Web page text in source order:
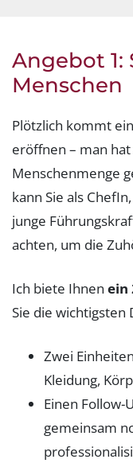
Angebot 1:
Menschen
Plötzlich kommt
eröffnen – man
Menschenmenge
kann Sie als
junge
achten, um die
Ich biete Ihnen ein
Sie die wichtigsten
Zwei
Kleidung,
Einen Follow-
gemeinsam